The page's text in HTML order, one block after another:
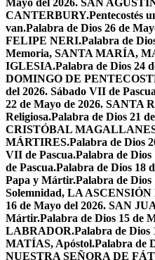
Mayo del 2026. SAN
CANTERBURY.Pentecostés
van.Palabra de Dios 26 de
FELIPE NERI.Palabra de
Memoria, SANTA MARÍA,
IGLESIA.Palabra de Dios 24
DOMINGO DE
del 2026. Sábado VII de
22 de Mayo de 2026. SANTA
Religiosa.Palabra de Dios 21
CRISTÓBAL
MÁRTIRES.Palabra de Dios
VII de Pascua.Palabra de
de Pascua.Palabra de Dios 18
Papa y Mártir.Palabra de Dios
Solemnidad, LA
16 de Mayo del 2026. SAN
Mártir.Palabra de Dios 15 de
LABRADOR.Palabra de Dios
MATÍAS, Apóstol.Palabra de
NUESTRA SEÑORA DE